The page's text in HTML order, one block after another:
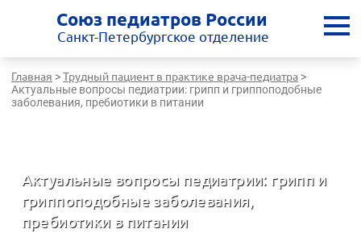
Союз педиатров России
Санкт-Петербургское отделение
Главная >Трудный пациент в практике врача-педиатра >
Актуальные вопросы педиатрии: грипп и гриппоподобные
заболевания, пребиотики в питании
Актуальные вопросы педиатрии: грипп и
гриппоподобные заболевания,
пребиотики в питании